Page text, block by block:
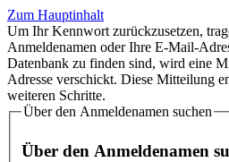
Zum Hauptinhalt
Um Ihr Kennwort zurückzusetzen,
Anmeldenamen oder Ihre E-Mail-
Datenbank zu finden sind, wird eine
Adresse verschickt. Diese Mitteilung
weiteren Schritte.
Über den Anmeldenamen suchen
Über den Anmeldenamen